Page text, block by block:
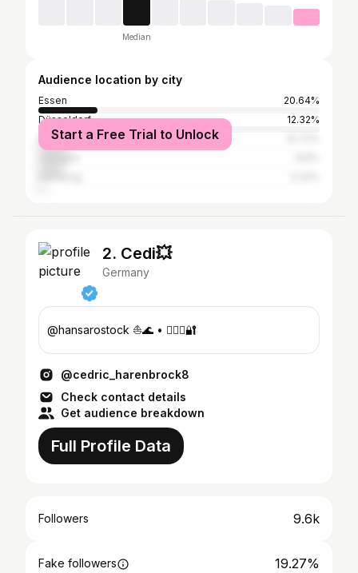
Median
Audience location by city
Essen
20.64%
Düsseldorf
12.32%
Berlin
Start a Free Trial to Unlock
2. Cedi💥
Germany
@hansarostock ⛵️🌊 • 👱🏻‍♀️🔐
@cedric_harenbrock8
Check contact details
Get audience breakdown
Full Profile Data
Followers 9.6k
Fake followers 19.27%